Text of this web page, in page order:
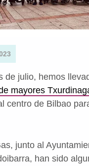
de julio, hemos
mayores
centro de Bilbao
junto al
han sido